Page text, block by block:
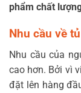
phẩm chất
Nhu cầu về
Nhu cầu của
cao hơn. Bởi vì
đặt lên hàng